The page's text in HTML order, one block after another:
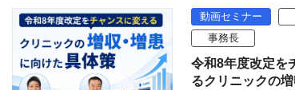
動画セミナー
事務長
令和8年度改定を
るクリニックの